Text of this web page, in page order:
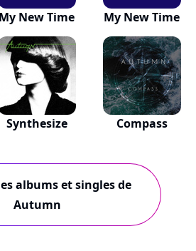
My New Time My New Time
Synthesize Compass
albums et singles de
Autumn